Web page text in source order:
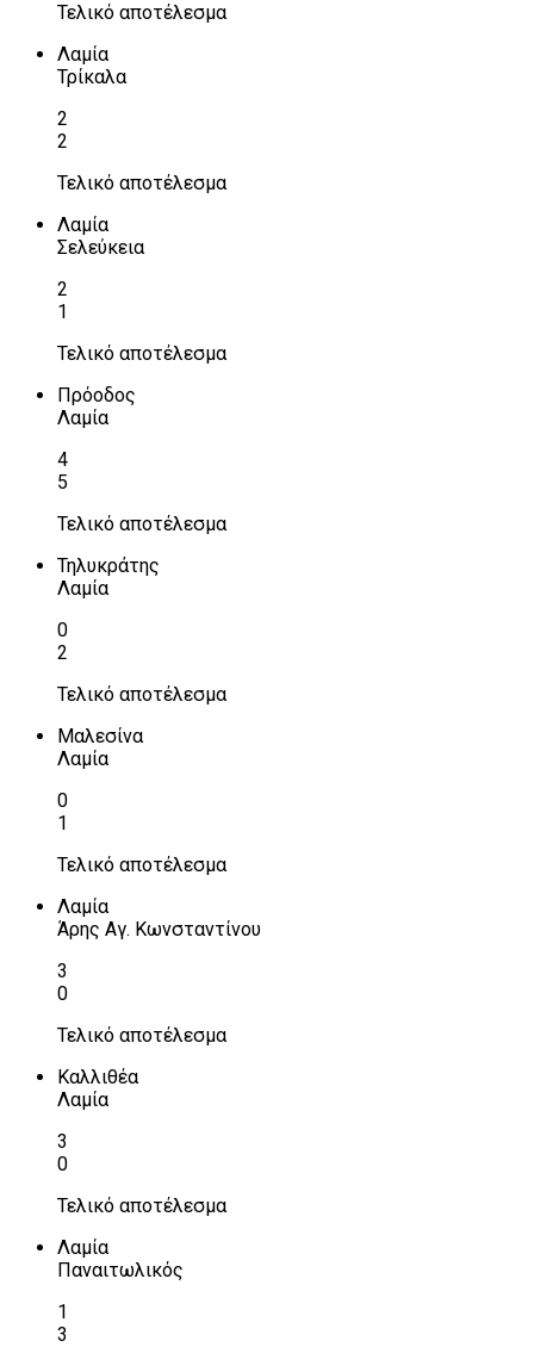
Τελικό αποτέλεσμα
Λαμία
Τρίκαλα
2
2
Τελικό αποτέλεσμα
Λαμία
Σελεύκεια
2
1
Τελικό αποτέλεσμα
Πρόοδος
Λαμία
4
5
Τελικό αποτέλεσμα
Τηλυκράτης
Λαμία
0
2
Τελικό αποτέλεσμα
Μαλεσίνα
Λαμία
0
1
Τελικό αποτέλεσμα
Λαμία
Άρης Αγ. Κωνσταντίνου
3
0
Τελικό αποτέλεσμα
Καλλιθέα
Λαμία
3
0
Τελικό αποτέλεσμα
Λαμία
Παναιτωλικός
1
3